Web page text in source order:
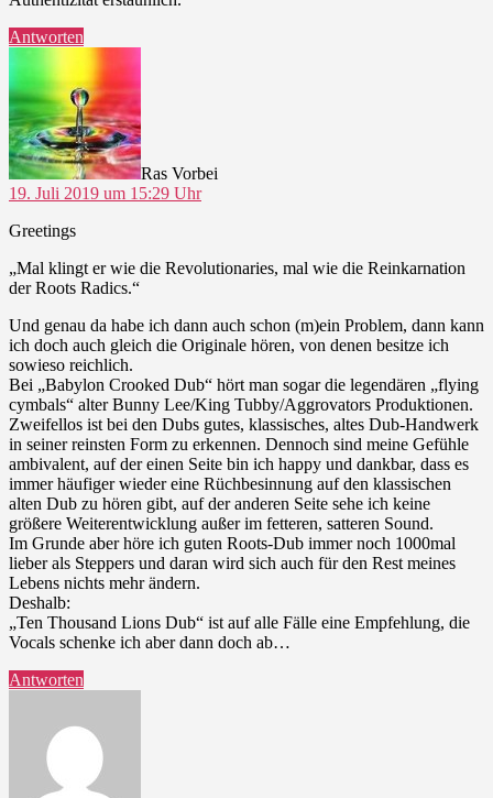
Antworten
Ras Vorbei
19. Juli 2019 um 15:29 Uhr
Greetings
„Mal klingt er wie die Revolutionaries, mal wie die Reinkarnation
der Roots Radics.“
Und genau da habe ich dann auch schon (m)ein Problem, dann kann
ich doch auch gleich die Originale hören, von denen besitze ich
sowieso reichlich.
Bei „Babylon Crooked Dub“ hört man sogar die legendären „flying
cymbals“ alter Bunny Lee/King Tubby/Aggrovators Produktionen.
Zweifellos ist bei den Dubs gutes, klassisches, altes Dub-Handwerk
in seiner reinsten Form zu erkennen. Dennoch sind meine Gefühle
ambivalent, auf der einen Seite bin ich happy und dankbar, dass es
immer häufiger wieder eine Rüchbesinnung auf den klassischen
alten Dub zu hören gibt, auf der anderen Seite sehe ich keine
größere Weiterentwicklung außer im fetteren, satteren Sound.
Im Grunde aber höre ich guten Roots-Dub immer noch 1000mal
lieber als Steppers und daran wird sich auch für den Rest meines
Lebens nichts mehr ändern.
Deshalb:
„Ten Thousand Lions Dub“ ist auf alle Fälle eine Empfehlung, die
Vocals schenke ich aber dann doch ab…
Antworten